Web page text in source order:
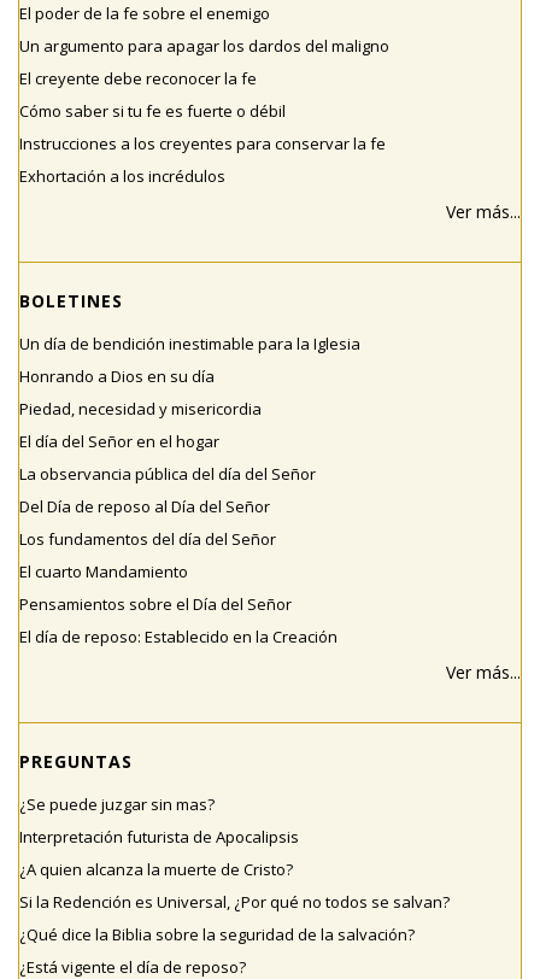
El poder de la fe sobre el enemigo
Un argumento para apagar los dardos del maligno
El creyente debe reconocer la fe
Cómo saber si tu fe es fuerte o débil
Instrucciones a los creyentes para conservar la fe
Exhortación a los incrédulos
Ver más...
BOLETINES
Un día de bendición inestimable para la Iglesia
Honrando a Dios en su día
Piedad, necesidad y misericordia
El día del Señor en el hogar
La observancia pública del día del Señor
Del Día de reposo al Día del Señor
Los fundamentos del día del Señor
El cuarto Mandamiento
Pensamientos sobre el Día del Señor
El día de reposo: Establecido en la Creación
Ver más...
PREGUNTAS
¿Se puede juzgar sin mas?
Interpretación futurista de Apocalipsis
¿A quien alcanza la muerte de Cristo?
Si la Redención es Universal, ¿Por qué no todos se salvan?
¿Qué dice la Biblia sobre la seguridad de la salvación?
¿Está vigente el día de reposo?